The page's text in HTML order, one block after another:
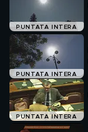
PUNTATA INTERA
PUNTATA INTERA
PUNTATA INTERA